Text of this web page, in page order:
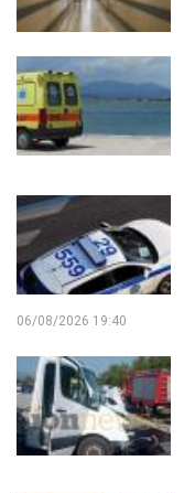
06/08/2026 19:40